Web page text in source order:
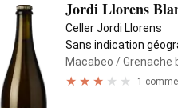
Jordi Llorens
Celler Jordi Llorens
Sans indication
Macabeo / Grenache
1